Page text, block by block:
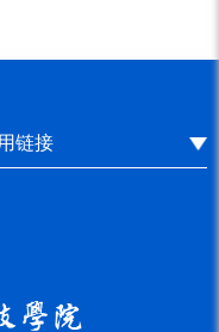
链接